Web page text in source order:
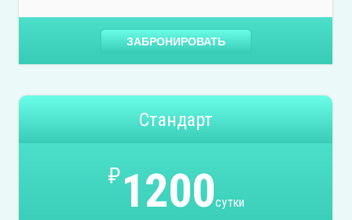
ЗАБРОНИРОВАТЬ
Стандарт
₽1200сутки